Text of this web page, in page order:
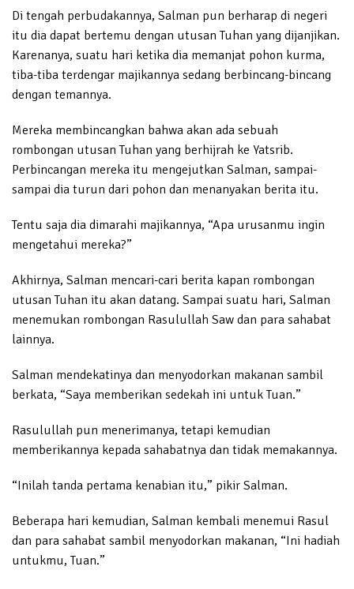
Di tengah perbudakannya, Salman pun berharap di negeri
itu dia dapat bertemu dengan utusan Tuhan yang dijanjikan.
Karenanya, suatu hari ketika dia memanjat pohon kurma,
tiba-tiba terdengar majikannya sedang berbincang-bincang
dengan temannya.
Mereka membincangkan bahwa akan ada sebuah
rombongan utusan Tuhan yang berhijrah ke Yatsrib.
Perbincangan mereka itu mengejutkan Salman, sampai-
sampai dia turun dari pohon dan menanyakan berita itu.
Tentu saja dia dimarahi majikannya, “Apa urusanmu ingin
mengetahui mereka?”
Akhirnya, Salman mencari-cari berita kapan rombongan
utusan Tuhan itu akan datang. Sampai suatu hari, Salman
menemukan rombongan Rasulullah Saw dan para sahabat
lainnya.
Salman mendekatinya dan menyodorkan makanan sambil
berkata, “Saya memberikan sedekah ini untuk Tuan.”
Rasulullah pun menerimanya, tetapi kemudian
memberikannya kepada sahabatnya dan tidak memakannya.
“Inilah tanda pertama kenabian itu,” pikir Salman.
Beberapa hari kemudian, Salman kembali menemui Rasul
dan para sahabat sambil menyodorkan makanan, “Ini hadiah
untukmu, Tuan.”